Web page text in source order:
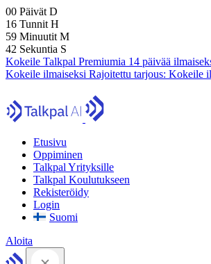
00 Päivät D
16 Tunnit H
59 Minuutit M
41 Sekuntia S
Kokeile Talkpal Premiumia 14 päivää
Kokeile ilmaiseksi Rajoitettu tarjous: Kokeile
Etusivu
Oppiminen
Talkpal Yrityksille
Talkpal Koulutukseen
Rekisteröidy
Login
Suomi
Aloita